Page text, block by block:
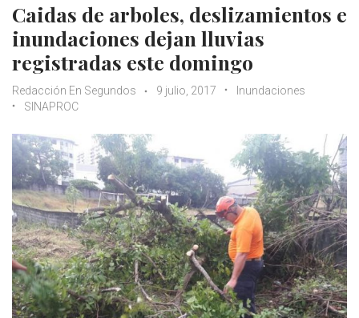
Caidas de arboles, deslizamientos e
inundaciones dejan lluvias
registradas este domingo
Redacción En Segundos 9 julio, 2017
Inundaciones
SINAPROC